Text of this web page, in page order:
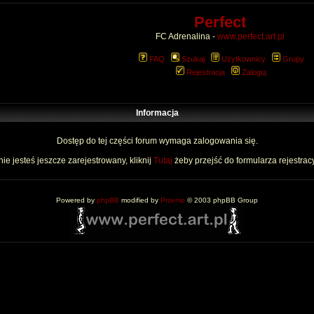
Perfect
FC Adrenalina - www.perfect.art.pl
FAQ Szukaj Użytkownicy
Grupy
Rejestracja
Zaloguj
Informacja
Dostęp do tej części forum wymaga zalogowania się.
jesteś jeszcze zarejestrowany, kliknij Tutaj żeby przejść do formularza
Powered by phpBB modified by Przemo © 2003 phpBB Group